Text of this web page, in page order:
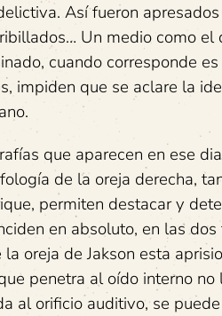
Así fueron
Un medio como
cuando corresponde
impiden que se aclare la
que aparecen en ese
de la oreja derecha,
permiten destacar y
en absoluto, en las
oreja de Jakson esta
penetra al oído interno
al orificio auditivo, se